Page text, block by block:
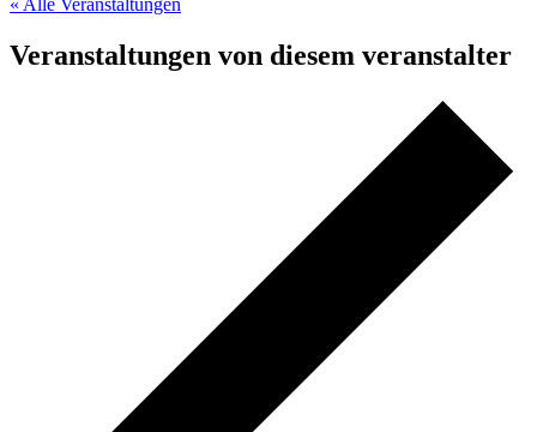
« Alle Veranstaltungen
Veranstaltungen von diesem veranstalter